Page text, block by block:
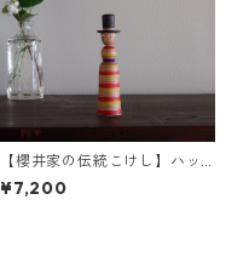
【櫻井家の伝統こけし】ハッ
ト帽a-5
¥7,200